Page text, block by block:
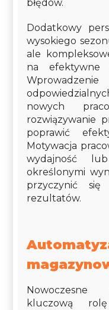
błędów.
Dodatkowy
wysokiego
ale
na efektywne
nowych
rozwiązywanie
poprawić
Motywacja
wydajność
określonymi
przyczynić się
rezultatów.
Nowoczesne
kluczową